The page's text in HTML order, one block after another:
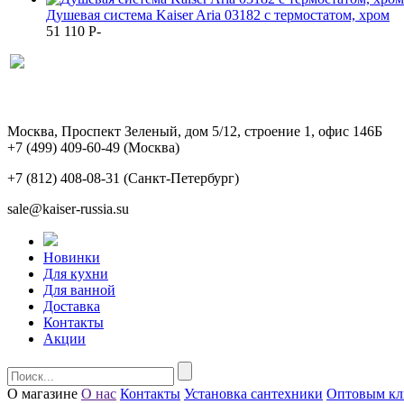
Душевая система Kaiser Aria 03182 с термостатом, хром
51 110 P-
Москва, Проспект Зеленый, дом 5/12, строение 1, офис 146Б
+7 (499) 409-60-49 (Москва)
+7 (812) 408-08-31 (Санкт-Петербург)
sale@kaiser-russia.su
Новинки
Для кухни
Для ванной
Доставка
Контакты
Акции
О магазине О нас Контакты Установка сантехники Оптовым